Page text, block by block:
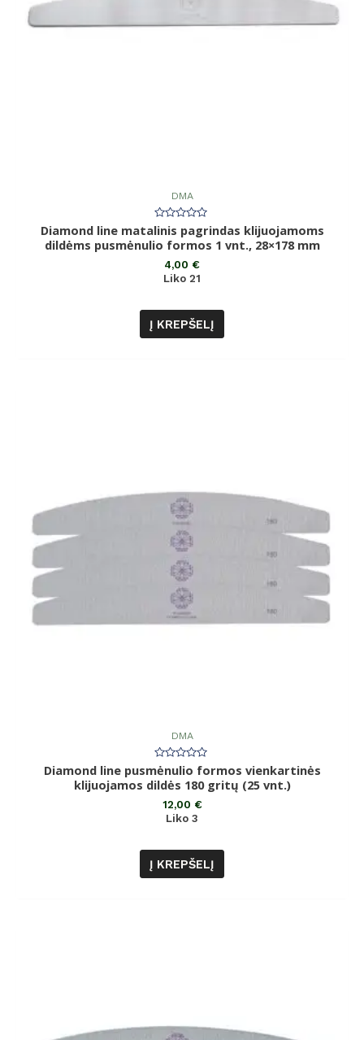
DMA
Įvertinimas:
0
iš
Diamond line matalinis pagrindas klijuojamoms
dildėms pusmėnulio formos 1 vnt., 28×178 mm
4,00 €
Liko 21
Į KREPŠELĮ
DMA
Įvertinimas:
0
iš
Diamond line pusmėnulio formos vienkartinės
klijuojamos dildės 180 gritų (25 vnt.)
12,00 €
Liko 3
Į KREPŠELĮ